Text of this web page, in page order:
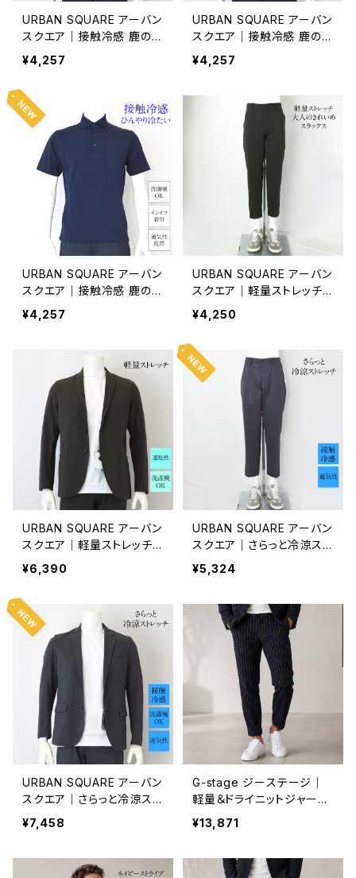
URBAN SQUARE アーバン
スクエア｜接触冷感 鹿の子
ボタンダウンポロシャツ｜
洗濯機OK イージーケア オ
グレー系
¥4,257
URBAN SQUARE アーバン
スクエア｜接触冷感 鹿の子
ボタンダウンポロシャツ｜
洗濯機OK イージーケア オ
¥4,257
URBAN SQUARE アーバン
スクエア｜接触冷感 鹿の子
ボタンダウンポロシャツ｜
洗濯機OK イージーケア オ
¥4,257
URBAN SQUARE アーバン
スクエア｜軽量ストレッチ
大人のきれいめイージース
ラックス｜オンオフ着用 メ
ウン系
¥4,250
URBAN SQUARE アーバン
スクエア｜軽量ストレッチテ
ーラードジャケット｜洗濯可
能 速乾性 オンオフ着用 メ
ウン系
¥6,390
URBAN SQUARE アーバン
スクエア｜さらっと冷涼スト
レッチ イージースラックス
｜接触冷感 イージーケア
ス 36352 グレー系
¥5,324
URBAN SQUARE アーバン
スクエア｜さらっと冷涼スト
レッチテーラードジャケット
｜接触冷感 洗濯機OK イー
ズ 36351 グレー系
¥7,458
G-stage ジーステージ｜
軽量＆ドライニットジャージ
パンツ｜洗濯可能 オンオフ
150505 メンズ ネイビー
¥13,871